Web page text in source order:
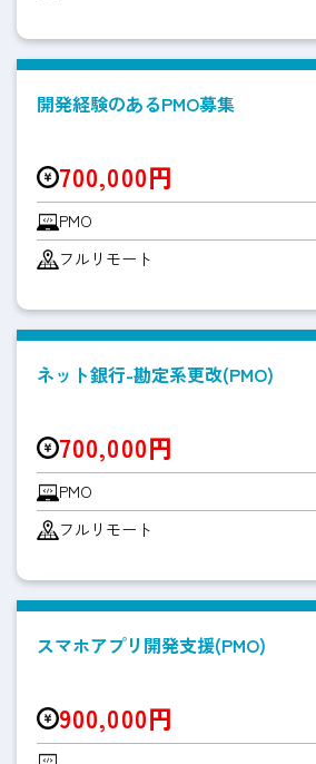
開発経験のあるPMO募集
700,000円
PMO
フルリモート
ネット銀行-勘定系更改(PMO)
700,000円
PMO
フルリモート
スマホアプリ開発支援(PMO)
900,000円